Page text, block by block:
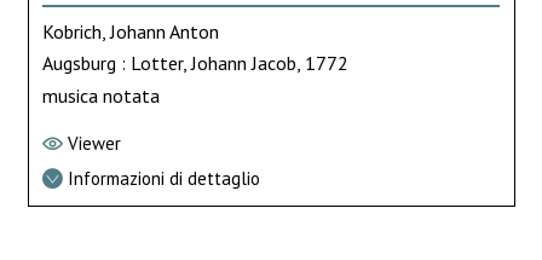
Kobrich, Johann Anton
Augsburg : Lotter, Johann Jacob, 1772
musica notata
Viewer
Informazioni di dettaglio